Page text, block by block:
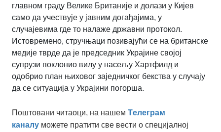
главном граду Велике Британије и долази у Кијев
само да учествује у јавним догађајима, у
случајевима где то налаже државни протокол.
Истовремено, стручњаци позивајући се на британске
медије тврде да је председник Украјине својој
супрузи поклонио вилу у насељу Хартфилд и
одобрио план њиховог заједничког бекства у случају
да се ситуација у Украјини погорша.
Поштовани читаоци, на нашем Tелеграм
каналу можете пратити све вести о специјалној